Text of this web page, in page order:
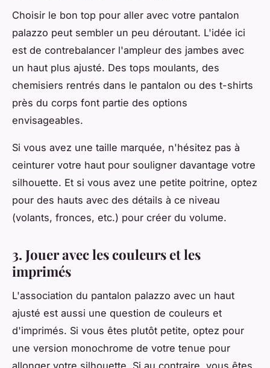
Choisir le bon top pour aller avec votre pantalon
palazzo peut sembler un peu déroutant. L'idée ici
est de contrebalancer l'ampleur des jambes avec
un haut plus ajusté. Des tops moulants, des
chemisiers rentrés dans le pantalon ou des t-shirts
près du corps font partie des options
envisageables.
Si vous avez une taille marquée, n'hésitez pas à
ceinturer votre haut pour souligner davantage votre
silhouette. Et si vous avez une petite poitrine, optez
pour des hauts avec des détails à ce niveau
(volants, fronces, etc.) pour créer du volume.
3. Jouer avec les couleurs et les
imprimés
L'association du pantalon palazzo avec un haut
ajusté est aussi une question de couleurs et
d'imprimés. Si vous êtes plutôt petite, optez pour
une version monochrome de votre tenue pour